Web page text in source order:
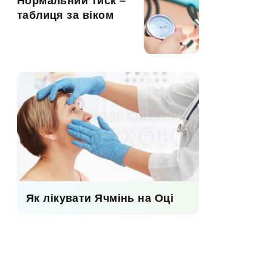
таблиця за віком
Як лікувати Ячмінь на Оці